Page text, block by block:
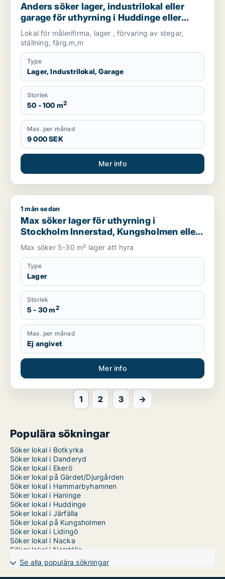
Anders söker lager, industrilokal eller
garage för uthyrning i Huddinge eller
Haninge
Lokal för målerifirma, lager , förvaring av stegar,
ställning, färg.m,m
Type
Lager, Industrilokal, Garage
Storlek
50 - 100 m2
Max. per månad
9 000 SEK
Mer info
Max söker lager för uthyrning i Stockholm Innerstad,
1 mån sedan
Max söker lager för uthyrning i
Stockholm Innerstad, Kungsholmen eller
Vasastan m.fl.
Max söker 5-30 m² lager att hyra
Type
Lager
Storlek
5 - 30 m2
Max. per månad
Ej angivet
Mer info
1 2 3 →
Populära sökningar
Söker lokal i Botkyrka
Söker lokal i Danderyd
Söker lokal i Ekerö
Söker lokal på Gärdet/Djurgården
Söker lokal i Hammarbyhamnen
Söker lokal i Haninge
Söker lokal i Huddinge
Söker lokal i Järfälla
Söker lokal på Kungsholmen
Söker lokal i Lidingö
Söker lokal i Nacka
Söker lokal i Norrtälje
Söker lokal i Nykvarn
Söker lokal i Nynäshamn
Söker lokal i Salem
Se alla populära sökningar